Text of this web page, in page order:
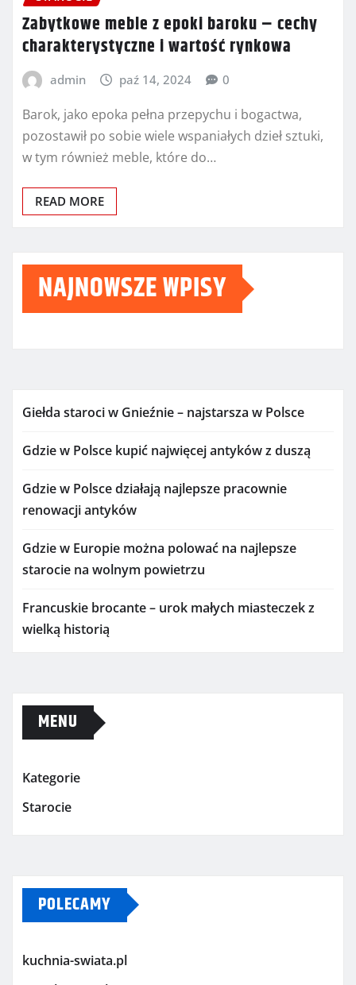
Zabytkowe meble z epoki baroku – cechy
charakterystyczne i wartość rynkowa
admin paź 14, 2024 0
Barok, jako epoka pełna przepychu i bogactwa,
pozostawił po sobie wiele wspaniałych dzieł sztuki,
w tym również meble, które do…
READ MORE
NAJNOWSZE WPISY
Giełda staroci w Gnieźnie – najstarsza w Polsce
Gdzie w Polsce kupić najwięcej antyków z duszą
Gdzie w Polsce działają najlepsze pracownie
renowacji antyków
Gdzie w Europie można polować na najlepsze
starocie na wolnym powietrzu
Francuskie brocante – urok małych miasteczek z
wielką historią
MENU
Kategorie
Starocie
POLECAMY
kuchnia-swiata.pl